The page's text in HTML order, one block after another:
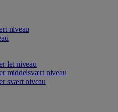
niveau
let niveau
middelsvært niveau
svært niveau